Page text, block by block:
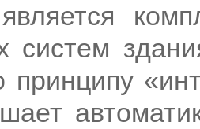
систем
принципу